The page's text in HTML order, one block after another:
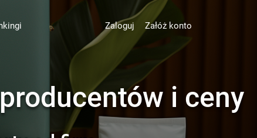
Zaloguj Załóż konto
i ceny